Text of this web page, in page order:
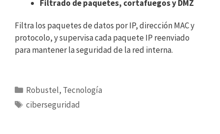
Filtrado de paquetes, cortafuegos y DMZ
Filtra los paquetes de datos por IP, dirección MAC y
protocolo, y supervisa cada paquete IP reenviado
para mantener la seguridad de la red interna.
Categorías
Robustel, Tecnología
Etiquetas
ciberseguridad